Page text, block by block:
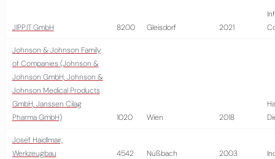
JIPP.IT GmbH 8200 Gleisdorf 2021
Johnson & Johnson Family
of Companies (Johnson &
Johnson GmbH, Johnson &
Johnson Medical Products
GmbH, Janssen Cilag
Pharma GmbH)
1020 Wien 2018
Josef Haidlmair,
Werkzeugbau
4542 Nußbach 2003